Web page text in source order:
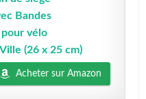
Bandes
vélo
(26 x 25 cm)
Acheter sur Amazon